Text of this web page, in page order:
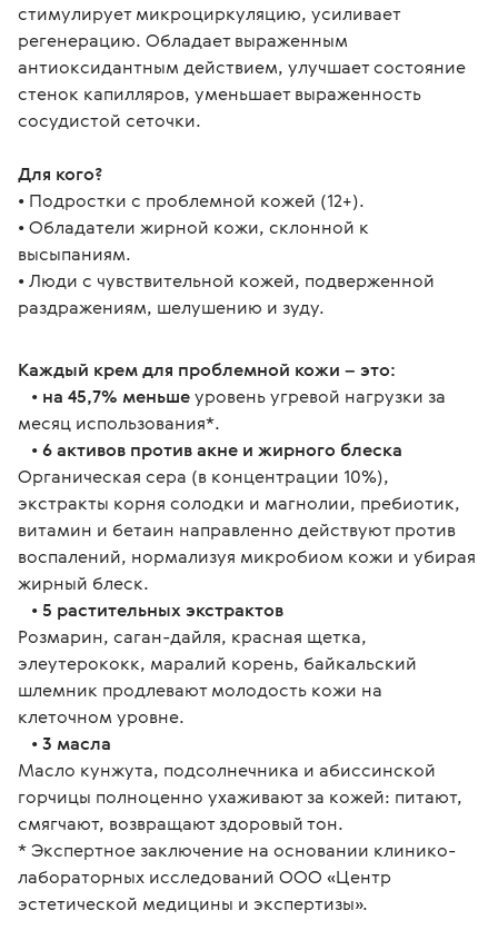
стимулирует микроциркуляцию, усиливает
регенерацию. Обладает выраженным
антиоксидантным действием, улучшает состояние
стенок капилляров, уменьшает выраженность
сосудистой сеточки.
Для кого?
• Подростки с проблемной кожей (12+).
• Обладатели жирной кожи, склонной к
высыпаниям.
• Люди с чувствительной кожей, подверженной
раздражениям, шелушению и зуду.
Каждый крем для проблемной кожи – это:
• на 45,7% меньше уровень угревой нагрузки за
месяц использования*.
• 6 активов против акне и жирного блеска
Органическая сера (в концентрации 10%),
экстракты корня солодки и магнолии, пребиотик,
витамин и бетаин направленно действуют против
воспалений, нормализуя микробиом кожи и убирая
жирный блеск.
• 5 растительных экстрактов
Розмарин, саган-дайля, красная щетка,
элеутерококк, маралий корень, байкальский
шлемник продлевают молодость кожи на
клеточном уровне.
• 3 масла
Масло кунжута, подсолнечника и абиссинской
горчицы полноценно ухаживают за кожей: питают,
смягчают, возвращают здоровый тон.
* Экспертное заключение на основании клинико-
лабораторных исследований ООО «Центр
эстетической медицины и экспертизы».